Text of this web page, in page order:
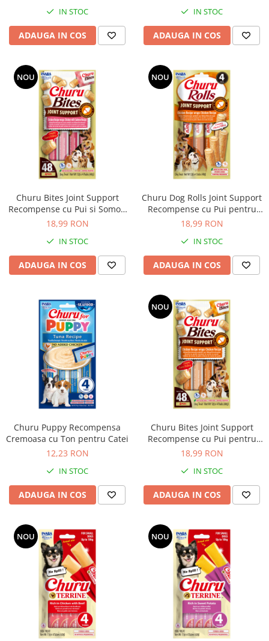
IN STOC
ADAUGA IN COS
IN STOC
ADAUGA IN COS
NOU
Churu Bites Joint Support
Recompense cu Pui si Somon
pentru Caini
18,99 RON
IN STOC
ADAUGA IN COS
NOU
Churu Dog Rolls Joint Support
Recompense cu Pui pentru
Caini
18,99 RON
IN STOC
ADAUGA IN COS
Churu Puppy Recompensa
Cremoasa cu Ton pentru Catei
12,23 RON
IN STOC
ADAUGA IN COS
NOU
Churu Bites Joint Support
Recompense cu Pui pentru
Caini
18,99 RON
IN STOC
ADAUGA IN COS
NOU NOU